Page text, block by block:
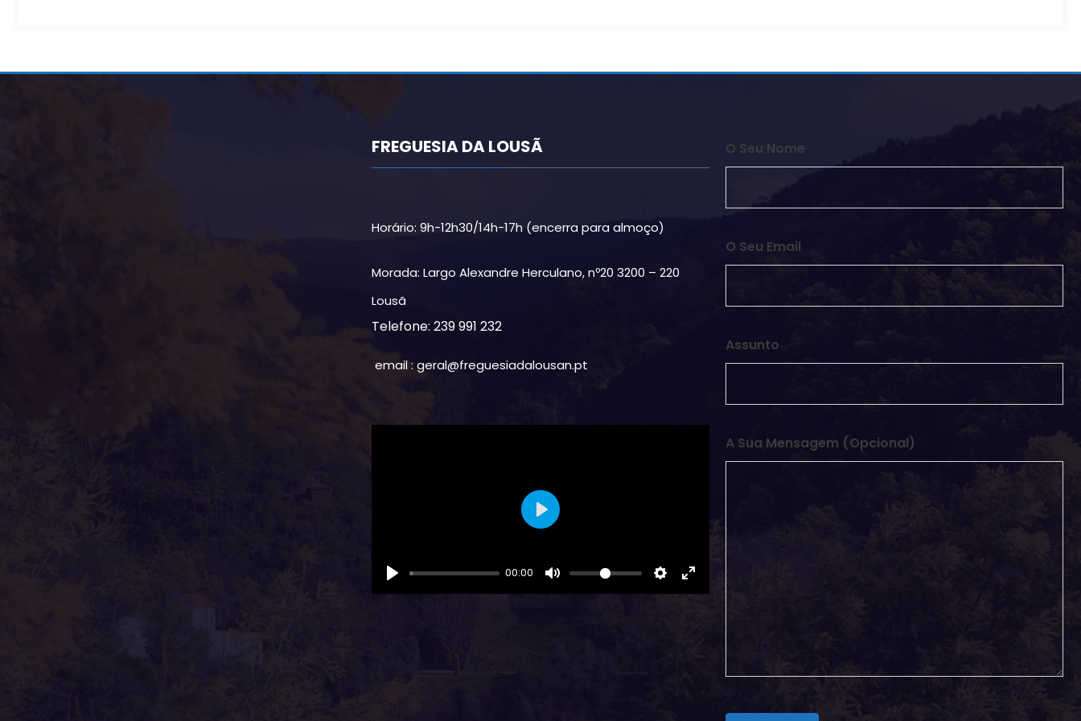
FREGUESIA DA LOUSÃ
Horário: 9h-12h30/14h-17h (encerra para almoço)
Morada: Largo Alexandre Herculano, nº20 3200 – 220
Lousã
Telefone: 239 991 232
email : geral@freguesiadalousan.pt
00:00
Play
O Seu Nome
O Seu Email
Assunto
A Sua Mensagem (opcional)